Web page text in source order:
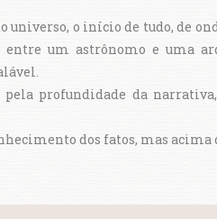
universo, o início de tudo, de
um astrônomo e uma
profundidade da
dos fatos, mas acima